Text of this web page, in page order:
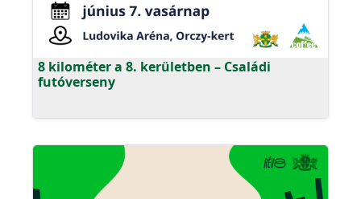
8 kilométer a 8. kerületben – Családi
futóverseny